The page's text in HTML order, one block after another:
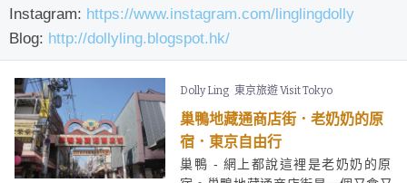
Instagram: https://www.instagram.com/linglingdolly
Blog: http://dollyling.blogspot.hk/
Dolly Ling 東京旅遊 Visit Tokyo
巢鴨地藏通商店街．老奶奶的原
宿．東京自由行
巢鴨 - 網上都說這裡是老奶奶的原